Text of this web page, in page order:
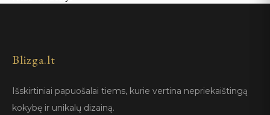
Blizga.lt
Išskirtiniai papuošalai tiems, kurie vertina nepriekaištingą
kokybę ir unikalų dizainą.